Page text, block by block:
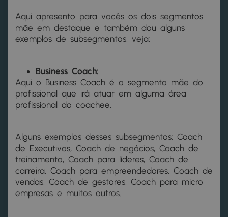
Aqui apresento para vocês os dois segmentos
mãe em destaque e também dou alguns
exemplos de subsegmentos, veja:
Business Coach:
Aqui o Business Coach é o segmento mãe do
profissional que irá atuar em alguma área
profissional do coachee.
Alguns exemplos desses subsegmentos: Coach
de Executivos, Coach de negócios, Coach de
treinamento, Coach para líderes, Coach de
carreira, Coach para empreendedores, Coach de
vendas, Coach de gestores, Coach para micro
empresas e muitos outros.